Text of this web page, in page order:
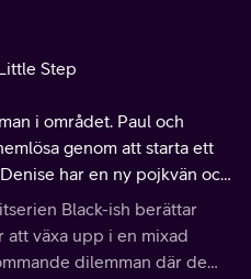
Step
i området. Paul och
genom att starta ett
har en ny pojkvän och
ihop.
Black-ish berättar
att växa upp i en mixad
dilemman där de